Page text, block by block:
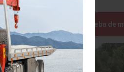
de
Prueba de